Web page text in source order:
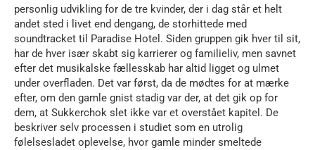
personlig udvikling for de tre kvinder, der i dag står et helt
andet sted i livet end dengang, de storhittede med
soundtracket til Paradise Hotel. Siden gruppen gik hver til sit,
har de hver især skabt sig karrierer og familieliv, men savnet
efter det musikalske fællesskab har altid ligget og ulmet
under overfladen. Det var først, da de mødtes for at mærke
efter, om den gamle gnist stadig var der, at det gik op for
dem, at Sukkerchok slet ikke var et overstået kapitel. De
beskriver selv processen i studiet som en utrolig
følelsesladet oplevelse, hvor gamle minder smeltede